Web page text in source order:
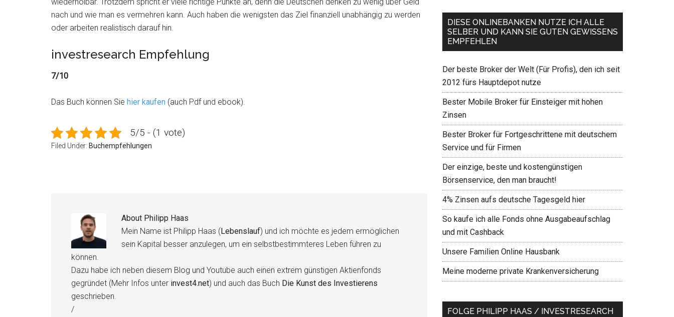
nach und wie man es vermehren kann. Auch haben die wenigsten das Ziel finanziell unabhängig zu werden
oder arbeiten realistisch darauf hin.
investresearch Empfehlung
7/10
Das Buch können Sie hier kaufen (auch Pdf und ebook).
5/5 - (1 vote)
Filed Under: Buchempfehlungen
About Philipp Haas
Mein Name ist Philipp Haas (Lebenslauf) und ich möchte es jedem ermöglichen
sein Kapital besser anzulegen, um ein selbstbestimmteres Leben führen zu
können.
Dazu habe ich neben diesem Blog und Youtube auch einen extrem günstigen Aktienfonds
gegründet (Mehr Infos unter invest4.net) und auch das Buch Die Kunst des Investierens
geschrieben.
/
DIESE ONLINEBANKEN NUTZE ICH ALLE
SELBER UND KANN SIE GUTEN GEWISSENS
EMPFEHLEN
Der beste Broker der Welt (Für Profis), den ich seit
2012 fürs Hauptdepot nutze
Bester Mobile Broker für Einsteiger mit hohen
Zinsen
Bester Broker für Fortgeschrittene mit deutschem
Service und für Firmen
Der einzige, beste und kostengünstigen
Börsenservice, den man braucht!
4% Zinsen aufs deutsche Tagesgeld hier
So kaufe ich alle Fonds ohne Ausgabeaufschlag
und mit Cashback
Unsere Familien Online Hausbank
Meine moderne private Krankenversicherung
FOLGE PHILIPP HAAS / INVESTRESEARCH